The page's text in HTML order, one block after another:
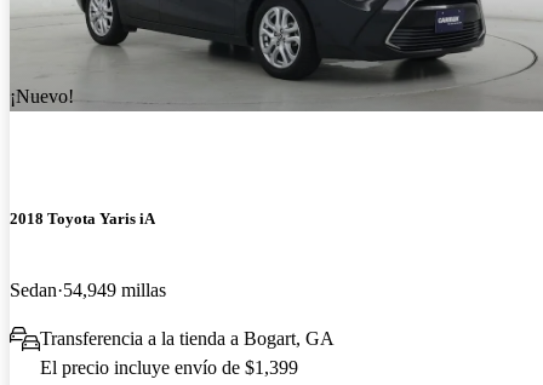
¡Nuevo!
2018 Toyota Yaris iA
Sedan 54,949 millas
Transferencia a la tienda a Bogart, GA
El precio incluye envío de $1,399